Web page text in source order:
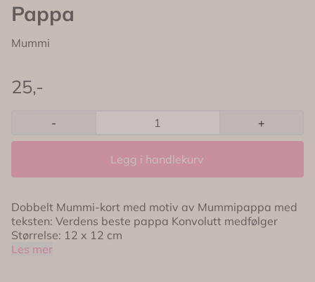
Pappa
Mummi
25,-
- +
Legg i handlekurv
Dobbelt Mummi-kort med motiv av Mummipappa med
teksten: Verdens beste pappa Konvolutt medfølger
Størrelse: 12 x 12 cm
Les mer